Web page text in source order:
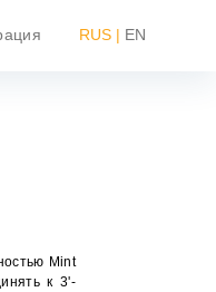
RUS | EN
Mint
к 3'-